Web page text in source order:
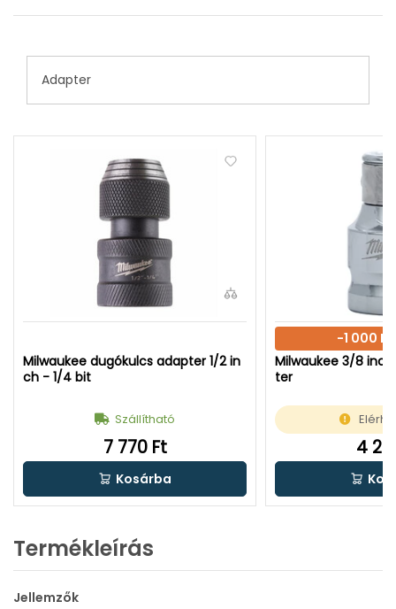
Adapter
Milwaukee dugókulcs adapter 1/2 in
ch - 1/4 bit
Szállítható
7 770 Ft
Kosárba
-1 000
Milwaukee 3/8
ter
4
Termékleírás
Jellemzők